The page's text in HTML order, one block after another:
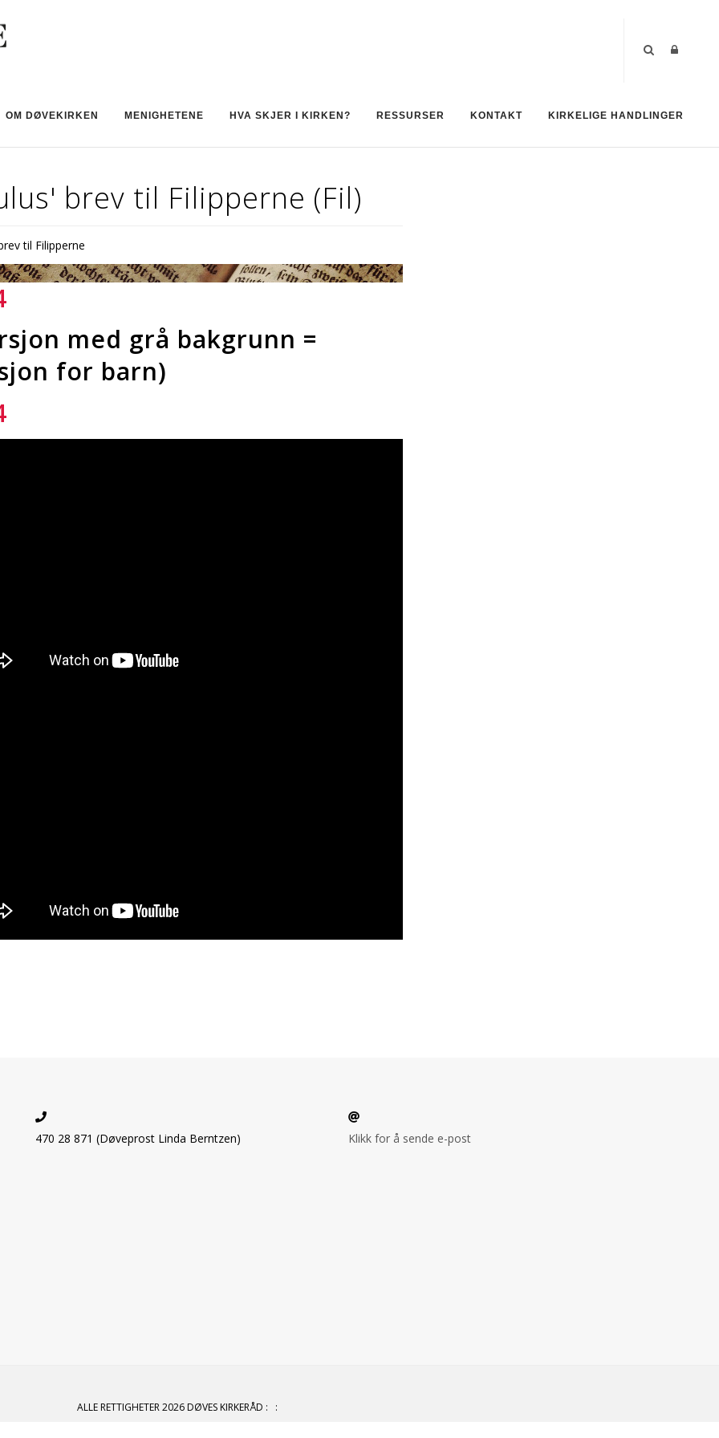
OM DØVEKIRKEN MENIGHETENE HVA SKJER I KIRKEN? RESSURSER KONTAKT KIRKELIGE HANDLINGER
brev til Filipperne (Fil)
til Filipperne
med grå bakgrunn =
for barn)
470 28 871 (Døveprost Linda Berntzen) Klikk for å sende e-post
ALLE RETTIGHETER 2026 DØVES KIRKERÅD : :